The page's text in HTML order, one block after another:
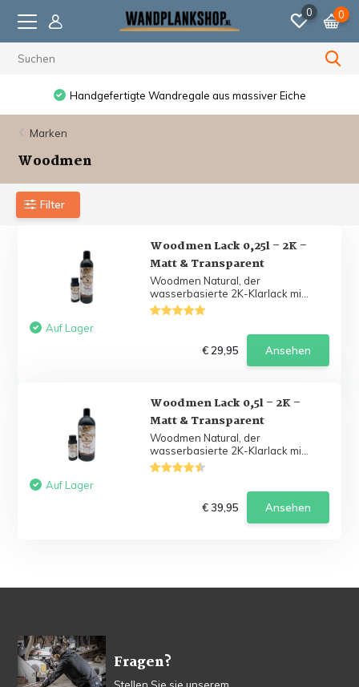
0 0
Handgefertigte Wandregale aus massiver Eiche
Marken
Woodmen
Filter
Woodmen Lack 0,25l – 2K –
Matt & Transparent
Woodmen Natural, der
wasserbasierte 2K-Klarlack mi...
Auf Lager
€ 29,95
Ansehen
Woodmen Lack 0,5l – 2K –
Matt & Transparent
Woodmen Natural, der
wasserbasierte 2K-Klarlack mi...
Auf Lager
€ 39,95
Ansehen
Fragen?